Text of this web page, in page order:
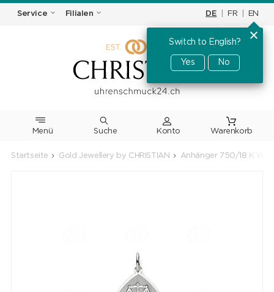
Service Filialen DE FR EN
Switch to English?
Yes No
Menü Suche Warenkorb
Startseite Gold Jewellery by CHRISTIAN Anhänger 750/18 K